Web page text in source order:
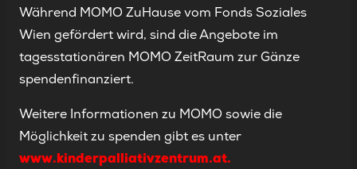
Während MOMO ZuHause vom Fonds Soziales
Wien gefördert wird, sind die Angebote im
tagesstationären MOMO ZeitRaum zur Gänze
spendenfinanziert.
Weitere Informationen zu MOMO sowie die
Möglichkeit zu spenden gibt es unter
www.kinderpalliativzentrum.at.